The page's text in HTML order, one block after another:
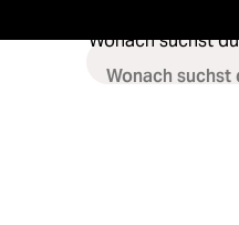
Wonach suchst